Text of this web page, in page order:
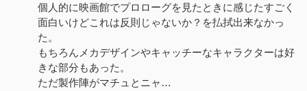
個人的に映画館でプロローグを見たときに感じたすごく
面白いけどこれは反則じゃないか？を払拭出来なかっ
た。
もちろんメカデザインやキャッチーなキャラクターは好
きな部分もあった。
ただ製作陣がマチュとニャ…